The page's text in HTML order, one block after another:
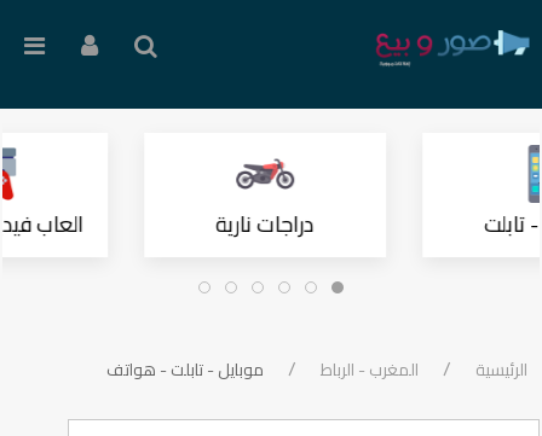
دراجات نارية العاب تابلت
الرئيسية المغرب - الرباط موبايل - تابلت - هواتف